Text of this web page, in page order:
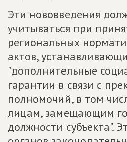
Эти нововведения
учитываться при
региональных
актов,
"дополнительные
гарантии в связи с
полномочий, в том
лицам, замещающим
должности субъекта".